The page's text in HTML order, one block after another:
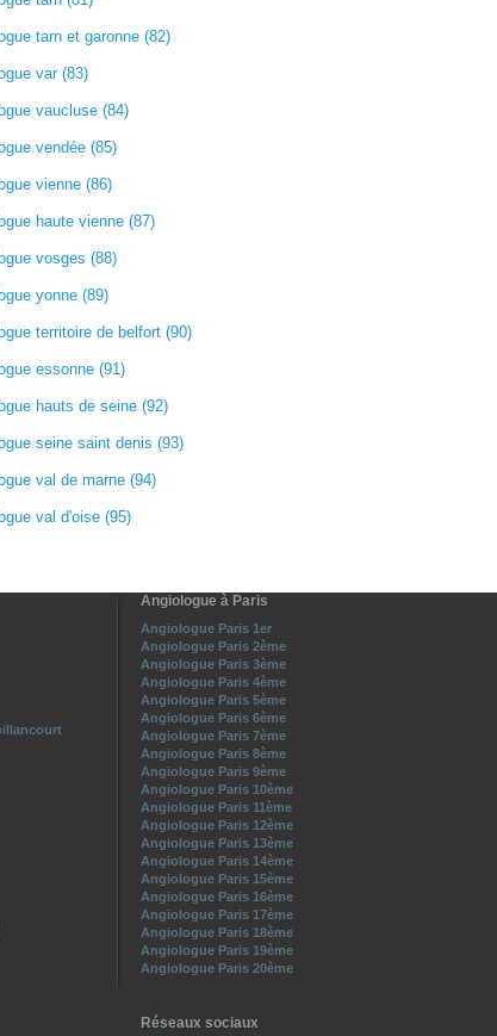
tarn et garonne (82)
var (83)
vaucluse (84)
vendée (85)
vienne (86)
haute vienne (87)
vosges (88)
yonne (89)
territoire de belfort (90)
essonne (91)
hauts de seine (92)
seine saint denis (93)
val de marne (94)
val d'oise (95)
Angiologue à Paris
Angiologue Paris 1er
Angiologue Paris 2ème
Angiologue Paris 3ème
Angiologue Paris 4ème
Angiologue Paris 5ème
Angiologue Paris 6ème
Angiologue Paris 7ème
Angiologue Paris 8ème
Angiologue Paris 9ème
Angiologue Paris 10ème
Angiologue Paris 11ème
Angiologue Paris 12ème
Angiologue Paris 13ème
Angiologue Paris 14ème
Angiologue Paris 15ème
Angiologue Paris 16ème
Angiologue Paris 17ème
Angiologue Paris 18ème
Angiologue Paris 19ème
Angiologue Paris 20ème
Réseaux sociaux